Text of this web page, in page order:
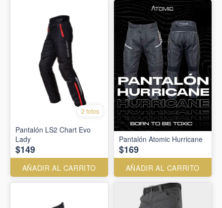
2 fotos
Pantalón LS2 Chart Evo
Lady
$149
AÑADIR AL CARRITO
Pantalón Atomic Hurricane
$169
AÑADIR AL CARRITO